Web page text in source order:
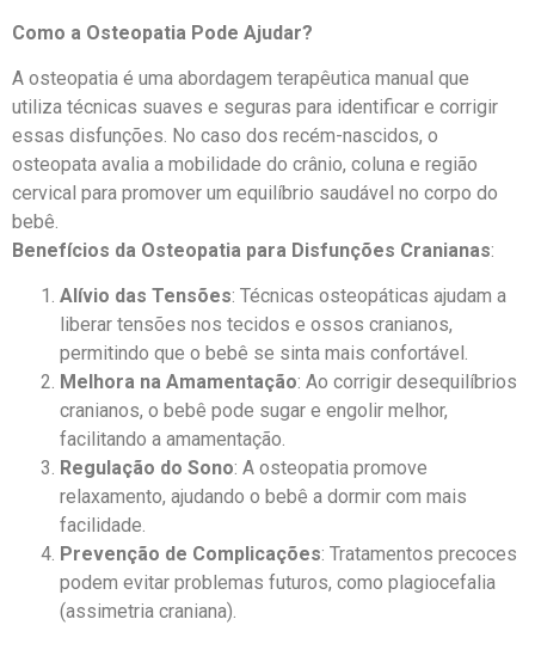
Como a Osteopatia Pode Ajudar?
A osteopatia é uma abordagem terapêutica manual que
utiliza técnicas suaves e seguras para identificar e corrigir
essas disfunções. No caso dos recém-nascidos, o
osteopata avalia a mobilidade do crânio, coluna e região
cervical para promover um equilíbrio saudável no corpo do
bebê.
Benefícios da Osteopatia para Disfunções Cranianas:
Alívio das Tensões: Técnicas osteopáticas ajudam a
liberar tensões nos tecidos e ossos cranianos,
permitindo que o bebê se sinta mais confortável.
Melhora na Amamentação: Ao corrigir desequilíbrios
cranianos, o bebê pode sugar e engolir melhor,
facilitando a amamentação.
Regulação do Sono: A osteopatia promove
relaxamento, ajudando o bebê a dormir com mais
facilidade.
Prevenção de Complicações: Tratamentos precoces
podem evitar problemas futuros, como plagiocefalia
(assimetria craniana).